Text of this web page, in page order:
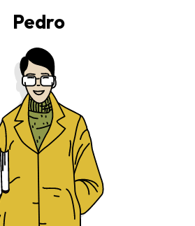
Pedro